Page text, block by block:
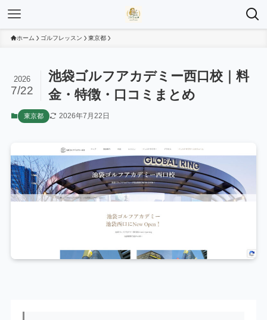
ホーム ゴルフレッスン 東京都
池袋ゴルフアカデミー西口校｜料
金・特徴・口コミまとめ
2026
7/22
東京都 2026年7月22日